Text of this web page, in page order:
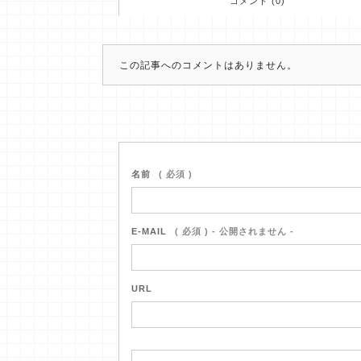
この記事へのコメントはありません。
名前 ( 必須 )
E-MAIL ( 必須 ) - 公開されません -
URL